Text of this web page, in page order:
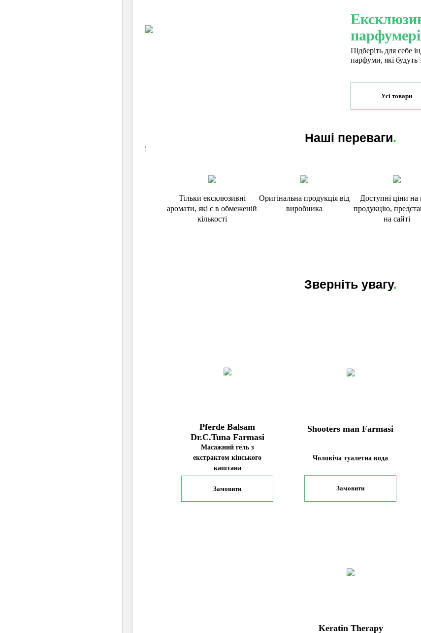
Підберіть для себе
парфуми, які будуть
Усі товари
Наші переваги.
Тільки ексклюзивні
аромати, які є в обмеженій
кількості
Оригінальна продукція від
виробника
Доступні ціни
продукцію,
на сайті
Зверніть увагу.
Pferde Balsam
Dr.C.Tuna Farmasi
Масажний гель з
екстрактом кінського
каштана
Замовити
Shooters man Farmasi
Чоловіча туалетна вода
Замовити
Keratin Therapy